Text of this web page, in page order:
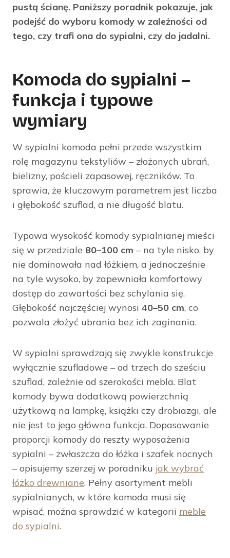
pustą ścianę. Poniższy poradnik pokazuje, jak
podejść do wyboru komody w zależności od
tego, czy trafi ona do sypialni, czy do jadalni.
Komoda do sypialni –
funkcja i typowe
wymiary
W sypialni komoda pełni przede wszystkim
rolę magazynu tekstyliów – złożonych ubrań,
bielizny, pościeli zapasowej, ręczników. To
sprawia, że kluczowym parametrem jest liczba
i głębokość szuflad, a nie długość blatu.
Typowa wysokość komody sypialnianej mieści
się w przedziale 80–100 cm – na tyle nisko, by
nie dominowała nad łóżkiem, a jednocześnie
na tyle wysoko, by zapewniała komfortowy
dostęp do zawartości bez schylania się.
Głębokość najczęściej wynosi 40–50 cm, co
pozwala złożyć ubrania bez ich zaginania.
W sypialni sprawdzają się zwykle konstrukcje
wyłącznie szufladowe – od trzech do sześciu
szuflad, zależnie od szerokości mebla. Blat
komody bywa dodatkową powierzchnią
użytkową na lampkę, książki czy drobiazgi, ale
nie jest to jego główna funkcja. Dopasowanie
proporcji komody do reszty wyposażenia
sypialni – zwłaszcza do łóżka i szafek nocnych
– opisujemy szerzej w poradniku jak wybrać
łóżko drewniane. Pełny asortyment mebli
sypialnianych, w które komoda musi się
wpisać, można sprawdzić w kategorii meble
do sypialni.